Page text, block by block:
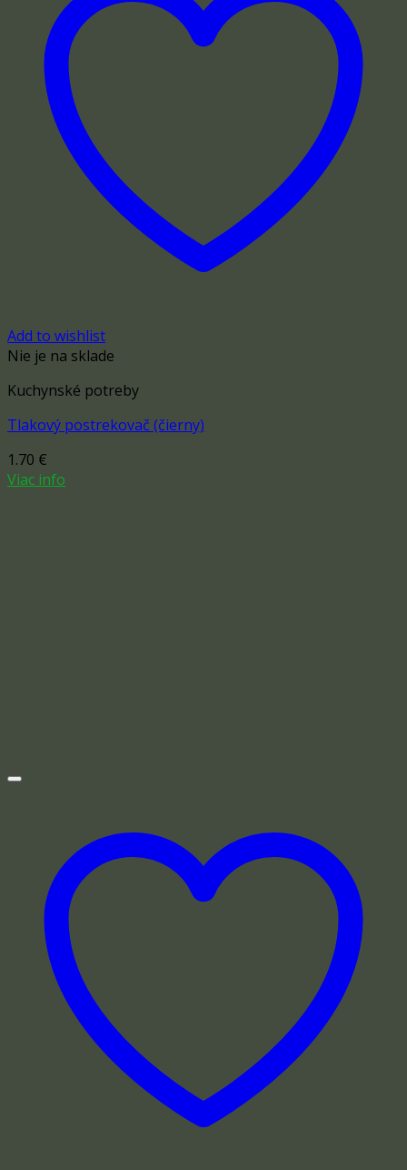
Add to wishlist
Nie je na sklade
Kuchynské potreby
Tlakový postrekovač (čierny)
1.70 €
Viac info